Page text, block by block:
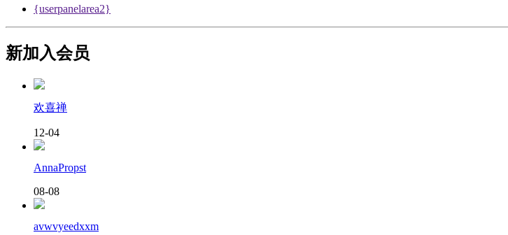
{userpanelarea2}
新加入会员
欢喜禅
12-04
AnnaPropst
08-08
avwvyeedxxm